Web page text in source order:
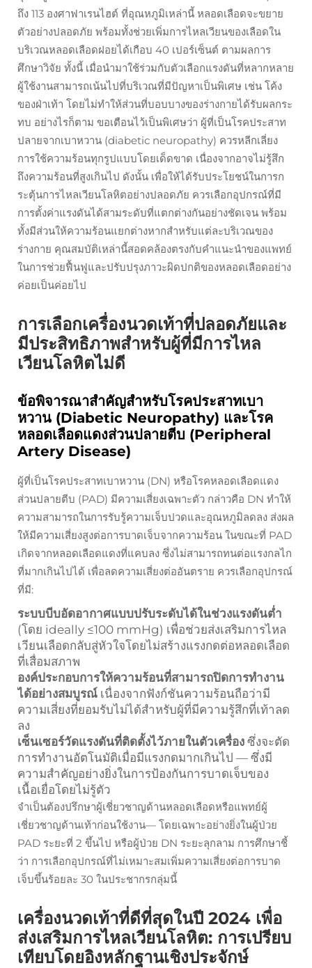
ถึง 113 องศาฟาเรนไฮต์ ที่อุณหภูมิเหล่านี้ หลอดเลือดจะขยาย
ตัวอย่างปลอดภัย พร้อมทั้งช่วยเพิ่มการไหลเวียนของเลือดใน
บริเวณหลอดเลือดฝอยได้เกือบ 40 เปอร์เซ็นต์ ตามผลการ
ศึกษาวิจัย ทั้งนี้ เมื่อนำมาใช้ร่วมกับตัวเลือกแรงดันที่หลากหลาย
ผู้ใช้งานสามารถเน้นไปที่บริเวณที่มีปัญหาเป็นพิเศษ เช่น โค้ง
ของฝ่าเท้า โดยไม่ทำให้ส่วนที่บอบบางของร่างกายได้รับผลกระ
ทบ อย่างไรก็ตาม ขอเตือนไว้เป็นพิเศษว่า ผู้ที่เป็นโรคประสาท
ปลายจากเบาหวาน (diabetic neuropathy) ควรหลีกเลี่ยง
การใช้ความร้อนทุกรูปแบบโดยเด็ดขาด เนื่องจากอาจไม่รู้สึก
ถึงความร้อนที่สูงเกินไป ดังนั้น เพื่อให้ได้รับประโยชน์ในการก
ระตุ้นการไหลเวียนโลหิตอย่างปลอดภัย ควรเลือกอุปกรณ์ที่มี
การตั้งค่าแรงดันได้สามระดับที่แตกต่างกันอย่างชัดเจน พร้อม
ทั้งมีส่วนให้ความร้อนแยกต่างหากสำหรับแต่ละบริเวณของ
ร่างกาย คุณสมบัติเหล่านี้สอดคล้องตรงกับคำแนะนำของแพทย์
ในการช่วยฟื้นฟูและปรับปรุงภาวะผิดปกติของหลอดเลือดอย่าง
ค่อยเป็นค่อยไป
การเลือกเครื่องนวดเท้าที่ปลอดภัยและ
มีประสิทธิภาพสำหรับผู้ที่มีการไหล
เวียนโลหิตไม่ดี
ข้อพิจารณาสำคัญสำหรับโรคประสาทเบา
หวาน (Diabetic Neuropathy) และโรค
หลอดเลือดแดงส่วนปลายตีบ (Peripheral
Artery Disease)
ผู้ที่เป็นโรคประสาทเบาหวาน (DN) หรือโรคหลอดเลือดแดง
ส่วนปลายตีบ (PAD) มีความเสี่ยงเฉพาะตัว กล่าวคือ DN ทำให้
ความสามารถในการรับรู้ความเจ็บปวดและอุณหภูมิลดลง ส่งผล
ให้มีความเสี่ยงสูงต่อการบาดเจ็บจากความร้อน ในขณะที่ PAD
เกิดจากหลอดเลือดแดงที่แคบลง ซึ่งไม่สามารถทนต่อแรงกลไก
ที่มากเกินไปได้ เพื่อลดความเสี่ยงต่ออันตราย ควรเลือกอุปกรณ์
ที่มี:
ระบบบีบอัดอากาศแบบปรับระดับได้ในช่วงแรงดันต่ำ
(โดย ideally ≤100 mmHg) เพื่อช่วยส่งเสริมการไหล
เวียนเลือดกลับสู่หัวใจโดยไม่สร้างแรงกดต่อหลอดเลือด
ที่เสื่อมสภาพ
องค์ประกอบการให้ความร้อนที่สามารถปิดการทำงาน
ได้อย่างสมบูรณ์ เนื่องจากฟังก์ชันความร้อนถือว่ามี
ความเสี่ยงที่ยอมรับไม่ได้สำหรับผู้ที่มีความรู้สึกที่เท้าลด
ลง
เซ็นเซอร์วัดแรงดันที่ติดตั้งไว้ภายในตัวเครื่อง ซึ่งจะตัด
การทำงานอัตโนมัติเมื่อมีแรงกดมากเกินไป — ซึ่งมี
ความสำคัญอย่างยิ่งในการป้องกันการบาดเจ็บของ
เนื้อเยื่อโดยไม่รู้ตัว
จำเป็นต้องปรึกษาผู้เชี่ยวชาญด้านหลอดเลือดหรือแพทย์ผู้
เชี่ยวชาญด้านเท้าก่อนใช้งาน— โดยเฉพาะอย่างยิ่งในผู้ป่วย
PAD ระยะที่ 2 ขึ้นไป หรือผู้ป่วย DN ระยะลุกลาม การศึกษาชี้
ว่า การเลือกอุปกรณ์ที่ไม่เหมาะสมเพิ่มความเสี่ยงต่อการบาด
เจ็บขึ้นร้อยละ 30 ในประชากรกลุ่มนี้
เครื่องนวดเท้าที่ดีที่สุดในปี 2024 เพื่อ
ส่งเสริมการไหลเวียนโลหิต: การเปรียบ
เทียบโดยอิงหลักฐานเชิงประจักษ์